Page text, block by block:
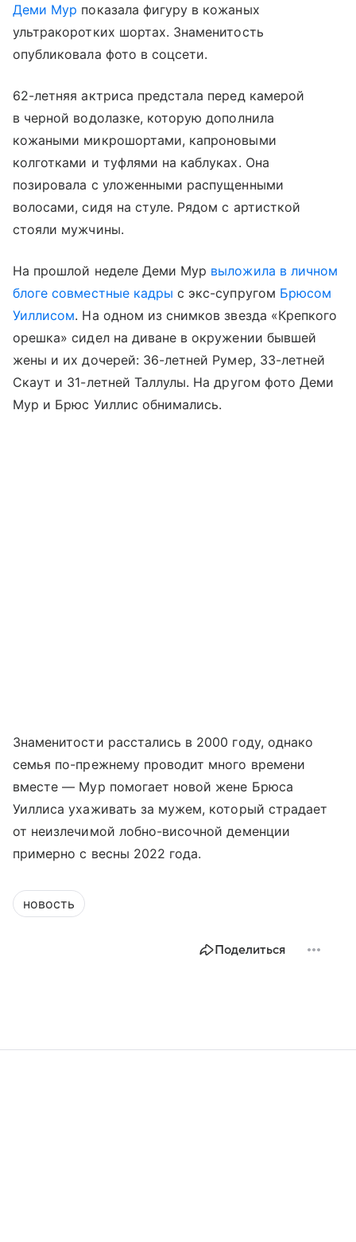
Деми Мур показала фигуру в кожаных
ультракоротких шортах. Знаменитость
опубликовала фото в соцсети.
62-летняя актриса предстала перед камерой
в черной водолазке, которую дополнила
кожаными микрошортами, капроновыми
колготками и туфлями на каблуках. Она
позировала с уложенными распущенными
волосами, сидя на стуле. Рядом с артисткой
стояли мужчины.
На прошлой неделе Деми Мур выложила в личном
блоге совместные кадры с экс-супругом Брюсом
Уиллисом. На одном из снимков звезда «Крепкого
орешка» сидел на диване в окружении бывшей
жены и их дочерей: 36-летней Румер, 33-летней
Скаут и 31-летней Таллулы. На другом фото Деми
Мур и Брюс Уиллис обнимались.
Знаменитости расстались в 2000 году, однако
семья по-прежнему проводит много времени
вместе — Мур помогает новой жене Брюса
Уиллиса ухаживать за мужем, который страдает
от неизлечимой лобно-височной деменции
примерно с весны 2022 года.
новость
Поделиться